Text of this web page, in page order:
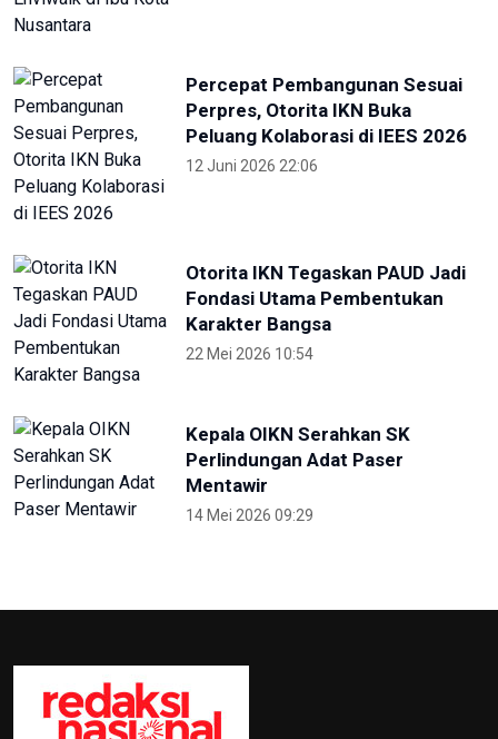
Percepat Pembangunan Sesuai
Perpres, Otorita IKN Buka
Peluang Kolaborasi di IEES 2026
12 Juni 2026 22:06
Otorita IKN Tegaskan PAUD Jadi
Fondasi Utama Pembentukan
Karakter Bangsa
22 Mei 2026 10:54
Kepala OIKN Serahkan SK
Perlindungan Adat Paser
Mentawir
14 Mei 2026 09:29